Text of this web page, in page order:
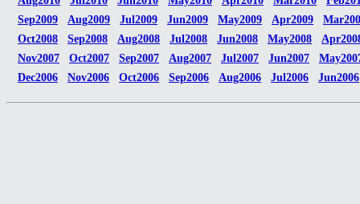
Sep2009
Aug2009 Jul2009 Jun2009 May2009 Apr2009
Oct2008
Sep2008 Aug2008 Jul2008 Jun2008 May2008
Nov2007
Oct2007 Sep2007 Aug2007 Jul2007 Jun2007
Dec2006
Nov2006 Oct2006 Sep2006 Aug2006 Jul2006 Jun2006